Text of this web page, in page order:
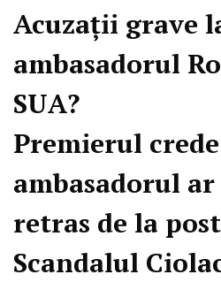
Acuzații grave
ambasadorul
SUA?
Premierul
ambasadorul
retras de la post
Scandalul